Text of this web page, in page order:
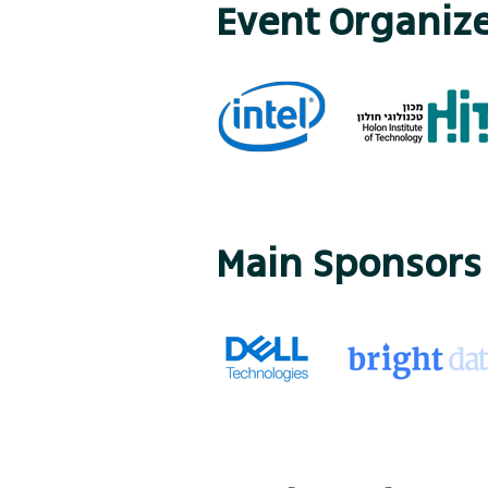
Event
Main Sponsors